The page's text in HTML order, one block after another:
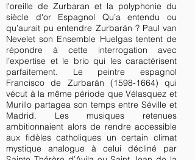
l'oreille de Zurbaran et la polyphonie du
siècle d'or Espagnol Qu’a entendu ou
qu’aurait pu entendre Zurbarán ? Paul van
Nevelet son Ensemble Huelgas tentent de
répondre à cette interrogation avec
l’expertise et le brio qui les caractérisent
parfaitement. Le peintre espagnol
Francisco de Zurbarán (1598-1664) qui
vécut à la même période que Vélasquez et
Murillo partagea son temps entre Séville et
Madrid. Les musiques retenues
ambitionnaient alors de rendre accessible
aux fidèles catholiques un certain climat
mystique analogue à celui décliné par